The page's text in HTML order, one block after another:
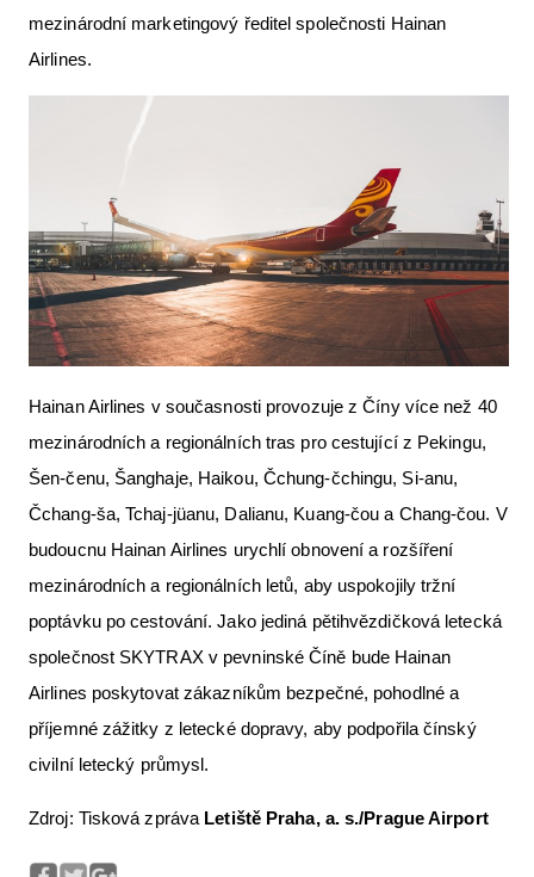
mezinárodní marketingový ředitel společnosti Hainan
Airlines.
Hainan Airlines v současnosti provozuje z Číny více než 40
mezinárodních a regionálních tras pro cestující z Pekingu,
Šen-čenu, Šanghaje, Haikou, Čchung-čchingu, Si-anu,
Čchang-ša, Tchaj-jüanu, Dalianu, Kuang-čou a Chang-čou. V
budoucnu Hainan Airlines urychlí obnovení a rozšíření
mezinárodních a regionálních letů, aby uspokojily tržní
poptávku po cestování. Jako jediná pětihvězdičková letecká
společnost SKYTRAX v pevninské Číně bude Hainan
Airlines poskytovat zákazníkům bezpečné, pohodlné a
příjemné zážitky z letecké dopravy, aby podpořila čínský
civilní letecký průmysl.
Zdroj: Tisková zpráva Letiště Praha, a. s./Prague Airport